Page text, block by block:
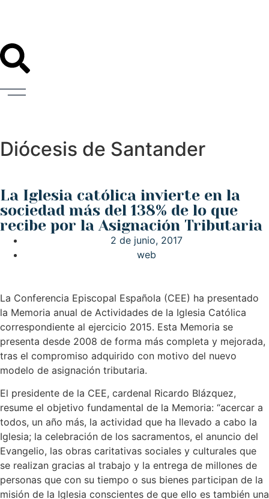
Diócesis de Santander
La Iglesia católica invierte en la
sociedad más del 138% de lo que
recibe por la Asignación Tributaria
2 de junio, 2017
web
La Conferencia Episcopal Española (CEE) ha presentado
la Memoria anual de Actividades de la Iglesia Católica
correspondiente al ejercicio 2015. Esta Memoria se
presenta desde 2008 de forma más completa y mejorada,
tras el compromiso adquirido con motivo del nuevo
modelo de asignación tributaria.
El presidente de la CEE, cardenal Ricardo Blázquez,
resume el objetivo fundamental de la Memoria: “acercar a
todos, un año más, la actividad que ha llevado a cabo la
Iglesia; la celebración de los sacramentos, el anuncio del
Evangelio, las obras caritativas sociales y culturales que
se realizan gracias al trabajo y la entrega de millones de
personas que con su tiempo o sus bienes participan de la
misión de la Iglesia conscientes de que ello es también una